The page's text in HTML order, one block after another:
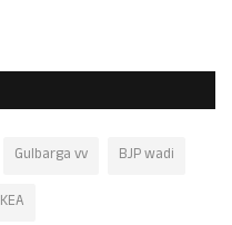
Gulbarga vv
BJP wadi
KEA